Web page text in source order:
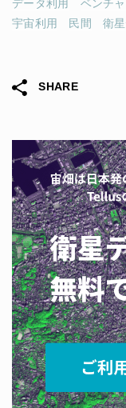
データ利用 ベンチ
宇宙利用
民間 衛
SHARE